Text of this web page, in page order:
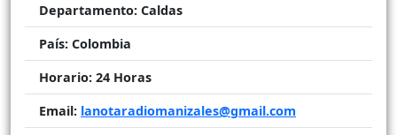
Departamento: Caldas
País: Colombia
Horario: 24 Horas
Email: lanotaradiomanizales@gmail.com